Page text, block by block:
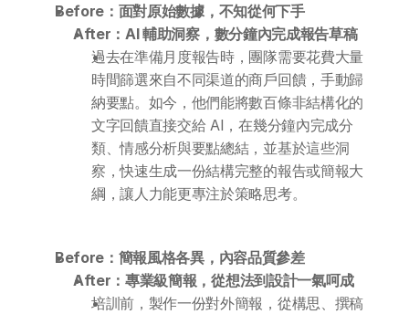
Before：面對原始數據，不知從何下手
After：AI 輔助洞察，數分鐘內完成報告草稿
過去在準備月度報告時，團隊需要花費大量
時間篩選來自不同渠道的商戶回饋，手動歸
納要點。如今，他們能將數百條非結構化的
文字回饋直接交給 AI，在幾分鐘內完成分
類、情感分析與要點總結，並基於這些洞
察，快速生成一份結構完整的報告或簡報大
綱，讓人力能更專注於策略思考。
Before：簡報風格各異，內容品質參差
After：專業級簡報，從想法到設計一氣呵成
培訓前，製作一份對外簡報，從構思、撰稿
各類應用主題
AI 應用主題班系列
DotAI 課程時間表
AI 活動
AI 攻略及資訊
學校 AI 培訓